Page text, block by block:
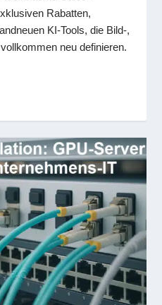
Rabatten,
KI-Tools, die Bild-,
neu definieren.